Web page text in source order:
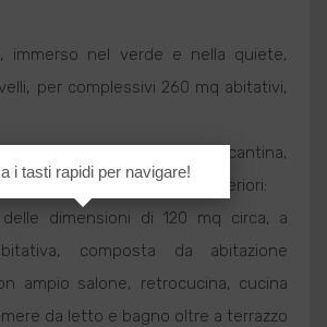
immerso nel verde e nella quiete,
per complessivi 260 mq abitativi,
di circa 112 con locali cantina,
scala di accesso ai piani superiori:
dimensioni di 120 mq circa, a
composta da abitazione
ampio salone, retrocucina, cucina
da letto e bagno oltre a terrazzo
i tasti rapidi per navigare!